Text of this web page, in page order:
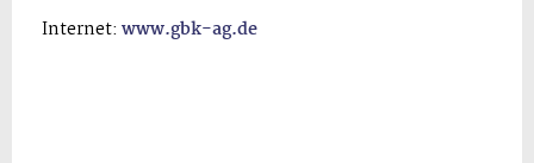
Internet: www.gbk-ag.de